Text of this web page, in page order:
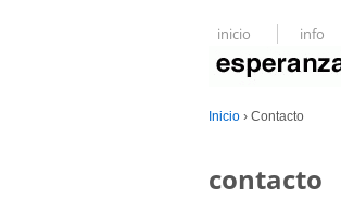
inicio info
Inicio › Contacto
contacto